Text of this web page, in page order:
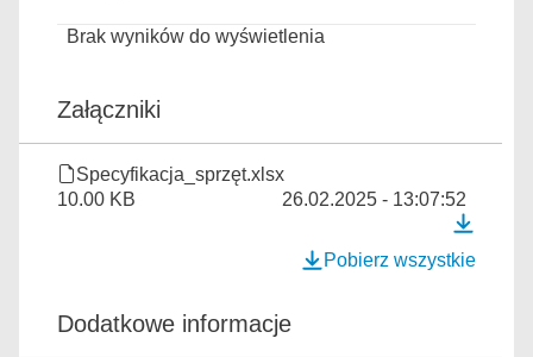
Brak wyników do wyświetlenia
Załączniki
Specyfikacja_sprzęt.xlsx
10.00 KB
26.02.2025 - 13:07:52
Pobierz wszystkie
Dodatkowe informacje